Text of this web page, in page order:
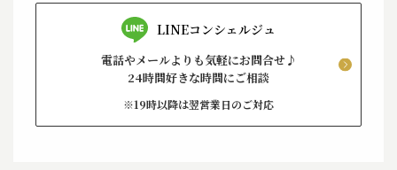
LINEコンシェルジュ
電話やメールよりも気軽にお問合せ♪
24時間好きな時間にご相談
※19時以降は翌営業日のご対応